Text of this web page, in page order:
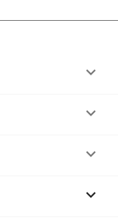



keyboard_arrow_down